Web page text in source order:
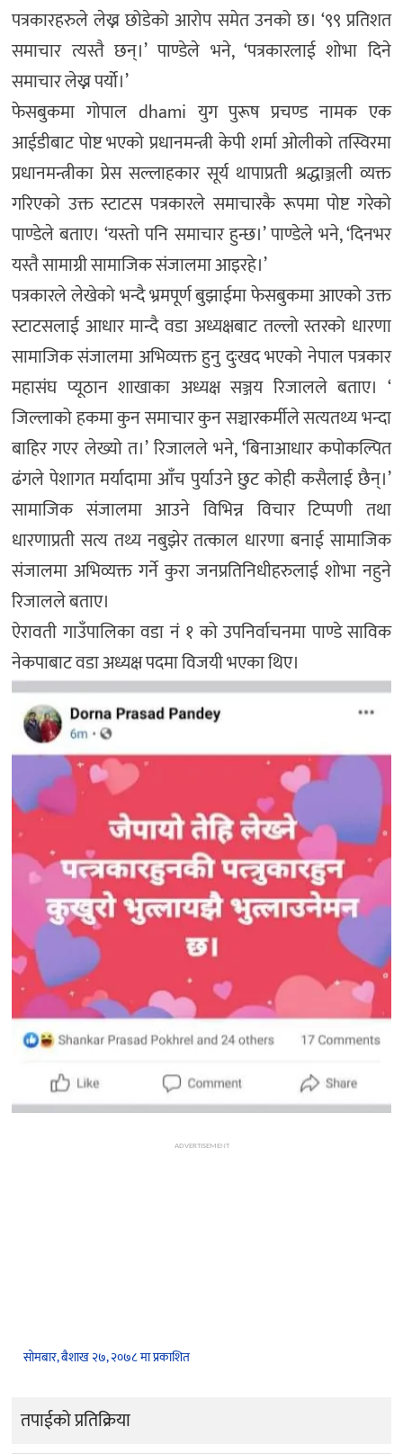
पत्रकारहरुले लेख्न छोडेको आरोप समेत उनको छ। ‘९९ प्रतिशत
समाचार त्यस्तै छन्।’ पाण्डेले भने, ‘पत्रकारलाई शोभा दिने
समाचार लेख्न पर्यो।’
फेसबुकमा गोपाल dhami युग पुरूष प्रचण्ड नामक एक
आईडीबाट पोष्ट भएको प्रधानमन्त्री केपी शर्मा ओलीको तस्विरमा
प्रधानमन्त्रीका प्रेस सल्लाहकार सूर्य थापाप्रती श्रद्धाञ्जली व्यक्त
गरिएको उक्त स्टाटस पत्रकारले समाचारकै रूपमा पोष्ट गरेको
पाण्डेले बताए। ‘यस्तो पनि समाचार हुन्छ।’ पाण्डेले भने, ‘दिनभर
यस्तै सामाग्री सामाजिक संजालमा आइरहे।’
पत्रकारले लेखेको भन्दै भ्रमपूर्ण बुझाईमा फेसबुकमा आएको उक्त
स्टाटसलाई आधार मान्दै वडा अध्यक्षबाट तल्लो स्तरको धारणा
सामाजिक संजालमा अभिव्यक्त हुनु दुःखद भएको नेपाल पत्रकार
महासंघ प्यूठान शाखाका अध्यक्ष सञ्जय रिजालले बताए। ‘
जिल्लाको हकमा कुन समाचार कुन सञ्चारकर्मीले सत्यतथ्य भन्दा
बाहिर गएर लेख्यो त।’ रिजालले भने, ‘बिनाआधार कपोकल्पित
ढंगले पेशागत मर्यादामा आँच पुर्याउने छुट कोही कसैलाई छैन्।’
सामाजिक संजालमा आउने विभिन्न विचार टिप्पणी तथा
धारणाप्रती सत्य तथ्य नबुझेर तत्काल धारणा बनाई सामाजिक
संजालमा अभिव्यक्त गर्ने कुरा जनप्रतिनिधीहरुलाई शोभा नहुने
रिजालले बताए।
ऐरावती गाउँपालिका वडा नं १ को उपनिर्वाचनमा पाण्डे साविक
नेकपाबाट वडा अध्यक्ष पदमा विजयी भएका थिए।
ADVERTISEMENT
सोमबार, बैशाख २७, २०७८ मा प्रकाशित
तपाईको प्रतिक्रिया